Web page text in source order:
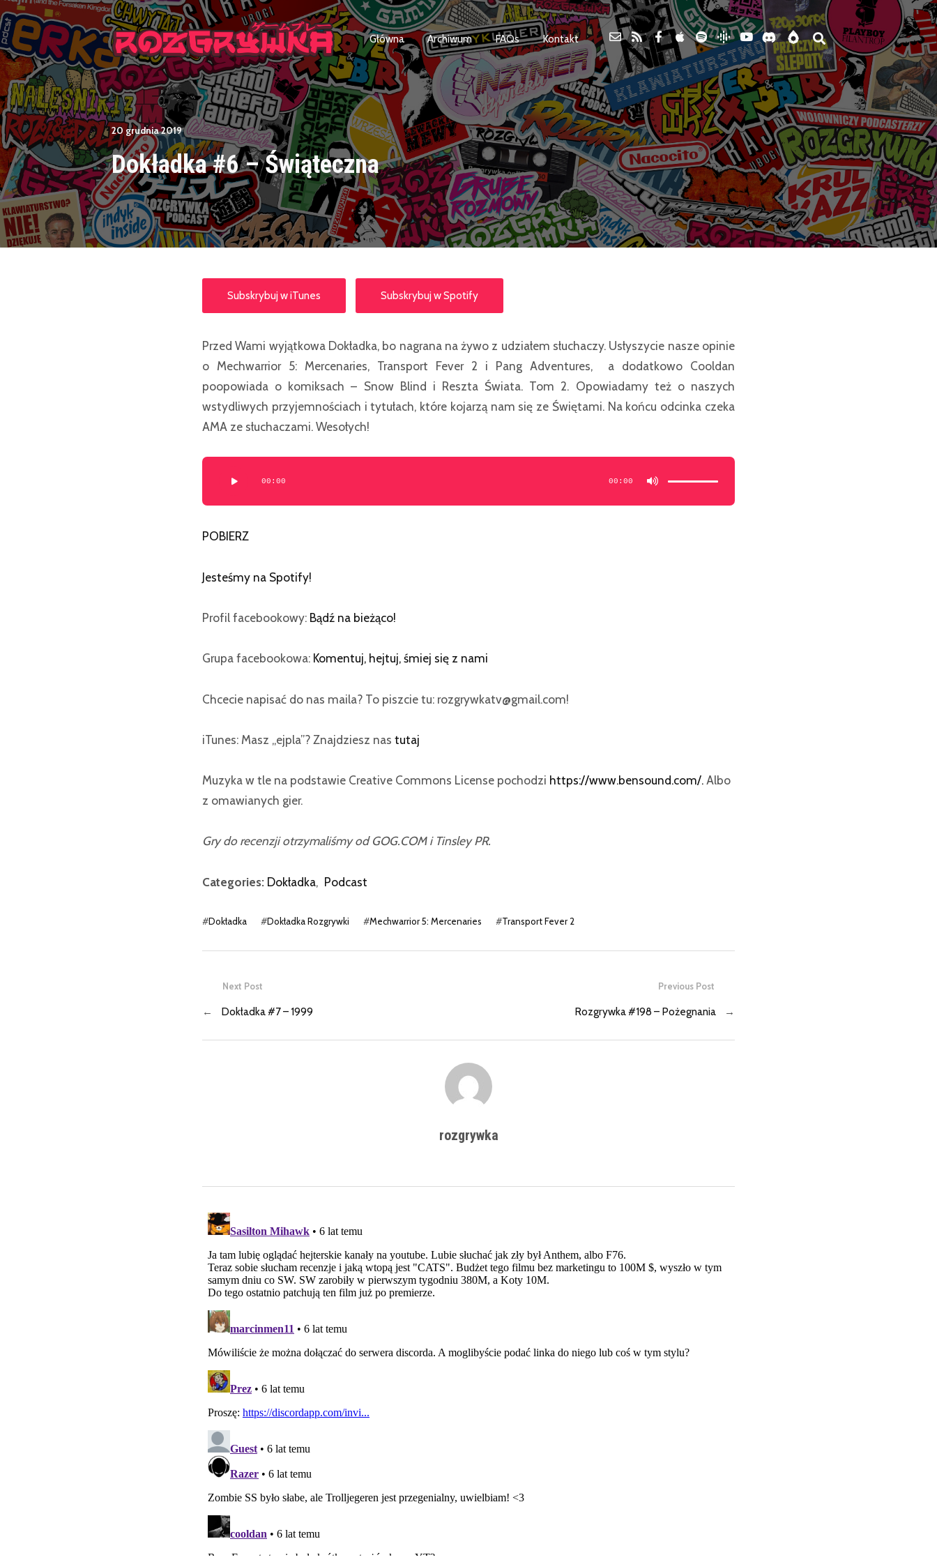
Główna Archiwum FAQs Kontakt
20 grudnia 2019
Dokładka #6 – Świąteczna
Subskrybuj w iTunes Subskrybuj w Spotify
Przed Wami wyjątkowa Dokładka, bo nagrana na żywo z udziałem słuchaczy. Usłyszycie nasze opinie
o Mechwarrior 5: Mercenaries, Transport Fever 2 i Pang Adventures, a dodatkowo Cooldan
poopowiada o komiksach – Snow Blind i Reszta Świata. Tom 2. Opowiadamy też o naszych
wstydliwych przyjemnościach i tytułach, które kojarzą nam się ze Świętami. Na końcu odcinka czeka
AMA ze słuchaczami. Wesołych!
Odtwarzacz
plików
00:00 00:00
góry/do
zwiększyć
POBIERZ
Jesteśmy na Spotify!
Profil facebookowy: Bądź na bieżąco!
Grupa facebookowa: Komentuj, hejtuj, śmiej się z nami
Chcecie napisać do nas maila? To piszcie tu: rozgrywkatv@gmail.com!
iTunes: Masz „ejpla”? Znajdziesz nas tutaj
Muzyka w tle na podstawie Creative Commons License pochodzi https://www.bensound.com/. Albo
z omawianych gier.
Gry do recenzji otrzymaliśmy od GOG.COM i Tinsley PR.
Categories: Dokładka, Podcast
#Dokładka #Dokładka Rozgrywki #Mechwarrior 5: Mercenaries #Transport Fever 2
Previous Post
Rozgrywka #198 – Pożegnania →
Next Post
← Dokładka #7 – 1999
rozgrywka